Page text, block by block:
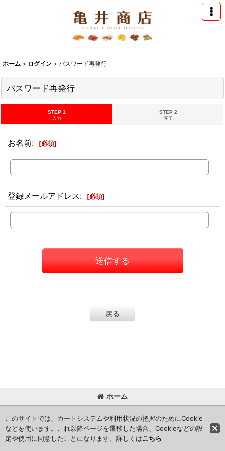
ホーム > ログイン > パスワード再発行
パスワード再発行
STEP 1
入力
STEP 2
完了
お名前: [必須]
登録メールアドレス: [必須]
送信する
戻る
ホーム
このサイトでは、カートシステムや利用状況の把握のためにCookie
などを使います。これ以降ページを遷移した場合、Cookieなどの設
定や使用に同意したことになります。詳しくはこちら